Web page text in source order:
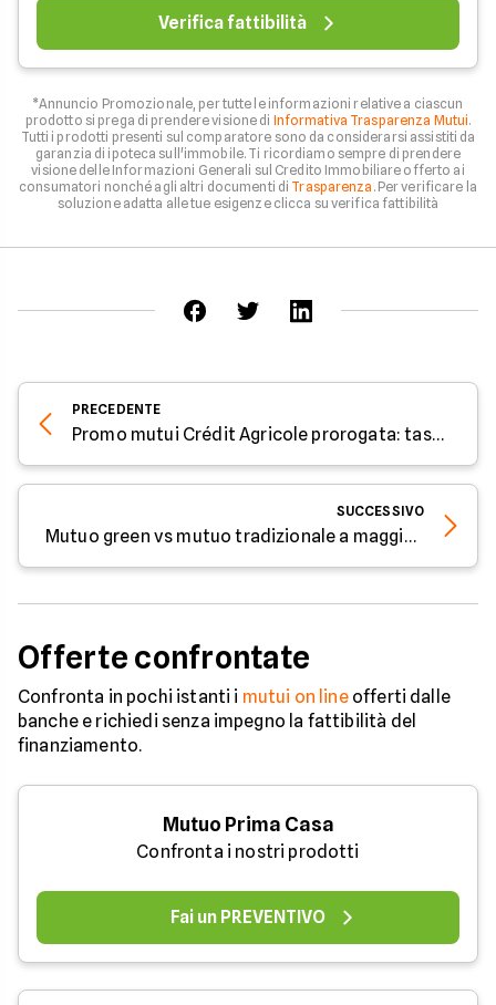
Verifica fattibilità
*Annuncio Promozionale, per tutte le informazioni relative a ciascun
prodotto si prega di prendere visione di Informativa Trasparenza Mutui.
Tutti i prodotti presenti sul comparatore sono da considerarsi assistiti da
garanzia di ipoteca sull'immobile. Ti ricordiamo sempre di prendere
visione delle Informazioni Generali sul Credito Immobiliare offerto ai
consumatori nonché agli altri documenti di Trasparenza . Per verificare la
soluzione adatta alle tue esigenze clicca su verifica fattibilità
PRECEDENTE
Promo mutui Crédit Agricole prorogata: tassi fissi da 2,59% fino al 5 giugno
SUCCESSIVO
Mutuo green vs mutuo tradizionale a maggio 2026: quanto si risparmia davvero sulla rata?
Offerte confrontate
Confronta in pochi istanti i mutui on lineofferti dalle
banche e richiedi senza impegno la fattibilità del
finanziamento.
Mutuo Prima Casa
Confronta i nostri prodotti
Fai un PREVENTIVO